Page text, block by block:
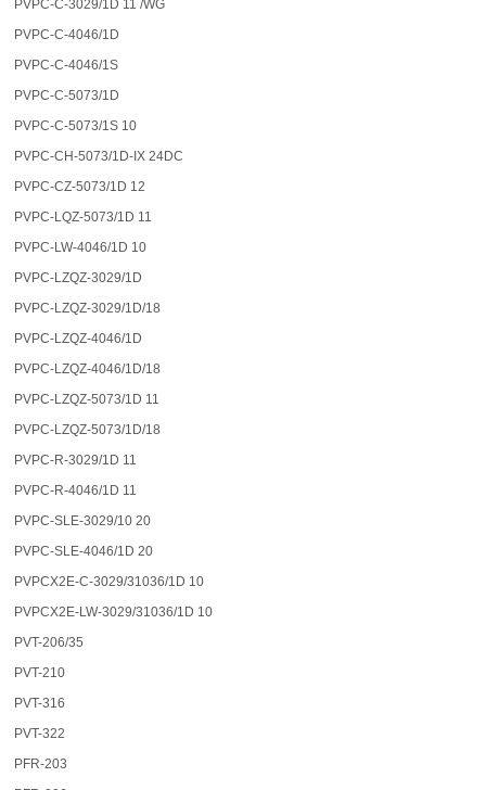
PVPC-C-3029/1D 11 /WG
PVPC-C-4046/1D
PVPC-C-4046/1S
PVPC-C-5073/1D
PVPC-C-5073/1S 10
PVPC-CH-5073/1D-IX 24DC
PVPC-CZ-5073/1D 12
PVPC-LQZ-5073/1D 11
PVPC-LW-4046/1D 10
PVPC-LZQZ-3029/1D
PVPC-LZQZ-3029/1D/18
PVPC-LZQZ-4046/1D
PVPC-LZQZ-4046/1D/18
PVPC-LZQZ-5073/1D 11
PVPC-LZQZ-5073/1D/18
PVPC-R-3029/1D 11
PVPC-R-4046/1D 11
PVPC-SLE-3029/10 20
PVPC-SLE-4046/1D 20
PVPCX2E-C-3029/31036/1D 10
PVPCX2E-LW-3029/31036/1D 10
PVT-206/35
PVT-210
PVT-316
PVT-322
PFR-203